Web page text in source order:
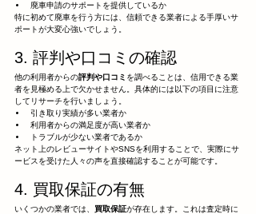
廃車申請のサポートを提供しているか
特に初めて廃車を行う方には、信頼できる業者による手厚いサ
ポートが大変心強いでしょう。
3. 評判や口コミの確認
他の利用者からの評判や口コミ を調べることは、信用できる業
者を見極める上で欠かせません。具体的には以下の項目に注意
してリサーチを行いましょう。
引き取り実績が多い業者か
利用者からの満足度が高い業者か
トラブルが少ない業者であるか
ネット上のレビューサイトやSNSを利用することで、実際にサ
ービスを受けた人々の声を直接確認することが可能です。
4. 買取保証の有無
いくつかの業者では、 買取保証が存在します。これは査定時に